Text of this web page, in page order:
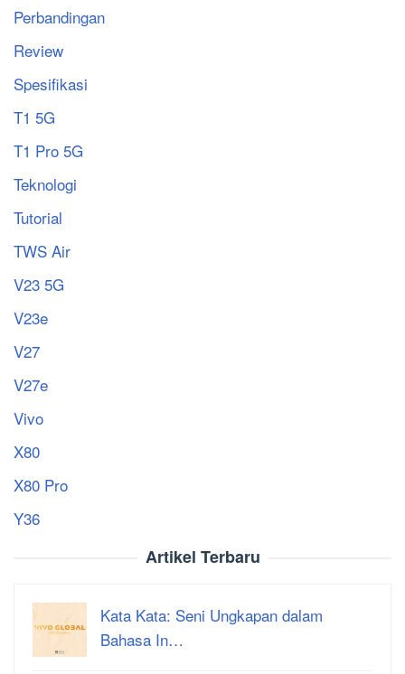
Perbandingan
Review
Spesifikasi
T1 5G
T1 Pro 5G
Teknologi
Tutorial
TWS Air
V23 5G
V23e
V27
V27e
Vivo
X80
X80 Pro
Y36
Artikel Terbaru
Kata Kata: Seni Ungkapan dalam
Bahasa In…